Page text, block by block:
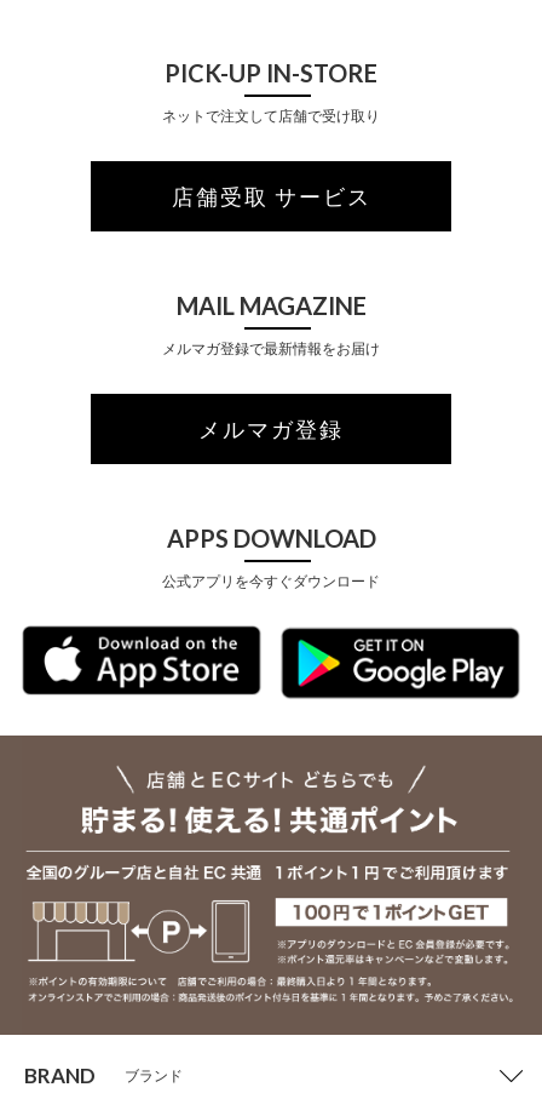
PICK-UP IN-STORE
ネットで注文して店舗で受け取り
店舗受取 サービス
MAIL MAGAZINE
メルマガ登録で最新情報をお届け
メルマガ登録
APPS DOWNLOAD
公式アプリを今すぐダウンロード
BRAND ブランド